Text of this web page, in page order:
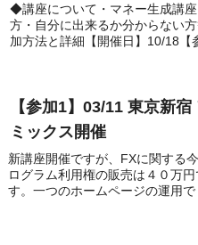
◆講座について・マネー生成講
方・自分に出来るか分からない
加方法と詳細【開催日】10/18【
【参加1】03/11 東京新
ミックス開催
新講座開催ですが、FXに関する
ログラム利用権の販売は４０万
す。一つのホームページの運用